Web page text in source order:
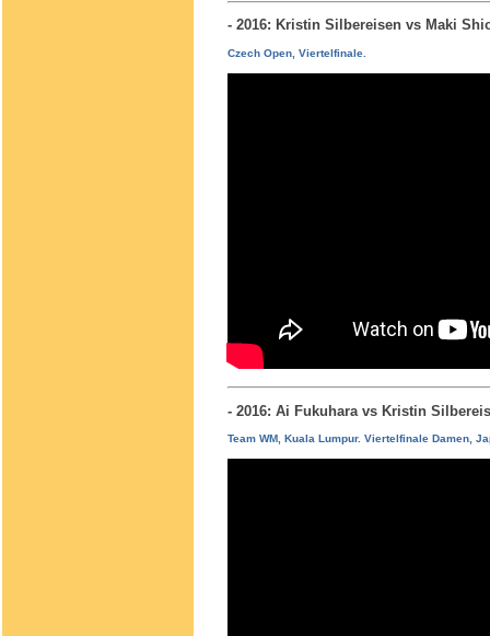
- 2016: Kristin Silbereisen vs Maki
Czech Open, Viertelfinale.
- 2016: Ai Fukuhara vs Kristin
Team WM, Kuala Lumpur. Viertelfinale Damen,